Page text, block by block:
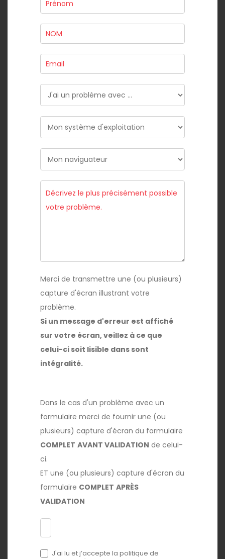
un
problème
avec
...
Merci de transmettre une (ou plusieurs)
capture d'écran illustrant votre
problème.
Si un message d'erreur est affiché
sur votre écran, veillez à ce que
celui-ci soit lisible dans sont
intégralité.
Dans le cas d'un problème avec un
formulaire merci de fournir une (ou
plusieurs) capture d'écran du formulaire
COMPLET AVANT VALIDATION de celui-
ci.
ET une (ou plusieurs) capture d'écran du
formulaire COMPLET APRÈS
VALIDATION
J'ai lu et j’accepte la politique de